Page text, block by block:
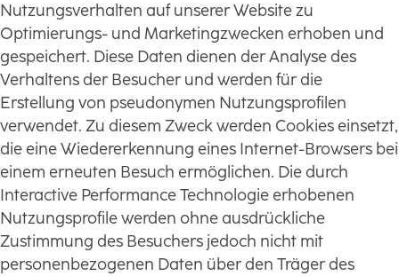
Nutzungsverhalten auf unserer Website zu
Optimierungs- und Marketingzwecken erhoben und
gespeichert. Diese Daten dienen der Analyse des
Verhaltens der Besucher und werden für die
Erstellung von pseudonymen Nutzungsprofilen
verwendet. Zu diesem Zweck werden Cookies einsetzt,
die eine Wiedererkennung eines Internet-Browsers bei
einem erneuten Besuch ermöglichen. Die durch
Interactive Performance Technologie erhobenen
Nutzungsprofile werden ohne ausdrückliche
Zustimmung des Besuchers jedoch nicht mit
personenbezogenen Daten über den Träger des